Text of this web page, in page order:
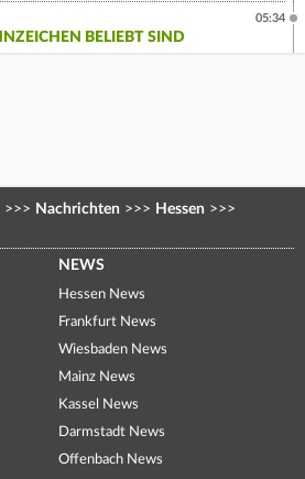
BELIEBT SIND
05:34
>>> Nachrichten >>> Hessen >>>
NEWS
Hessen News
Frankfurt News
Wiesbaden News
Mainz News
Kassel News
Darmstadt News
Offenbach News